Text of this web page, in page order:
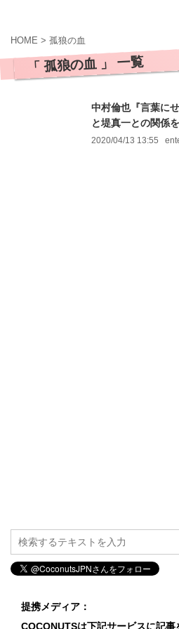
HOME > 孤狼の血
「 孤狼の血 」 一覧
中村倫也『言葉に
と堤真一との関係
2020/04/13 13:55
提携メディア：
COCONUTSは下記サービスに記事